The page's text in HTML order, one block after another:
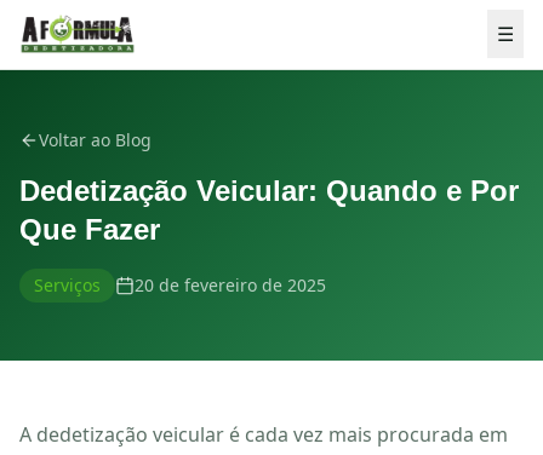
Pular para o conteúdo
☰
Voltar ao Blog
Dedetização Veicular: Quando e Por
Que Fazer
Serviços 20 de fevereiro de 2025
A dedetização veicular é cada vez mais procurada em